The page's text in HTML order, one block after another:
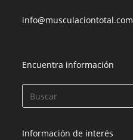
info@musculaciontotal.com
Encuentra información
Información de interés